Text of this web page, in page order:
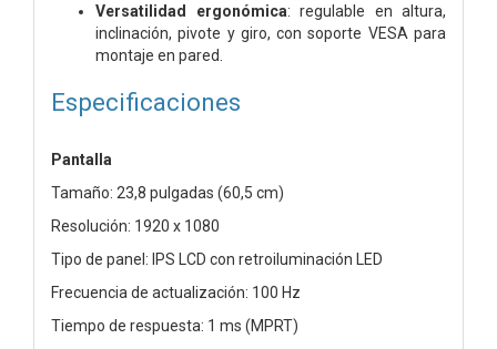
Versatilidad ergonómica: regulable en altura,
inclinación, pivote y giro, con soporte VESA para
montaje en pared.
Especificaciones
Pantalla
Tamaño: 23,8 pulgadas (60,5 cm)
Resolución: 1920 x 1080
Tipo de panel: IPS LCD con retroiluminación LED
Frecuencia de actualización: 100 Hz
Tiempo de respuesta: 1 ms (MPRT)